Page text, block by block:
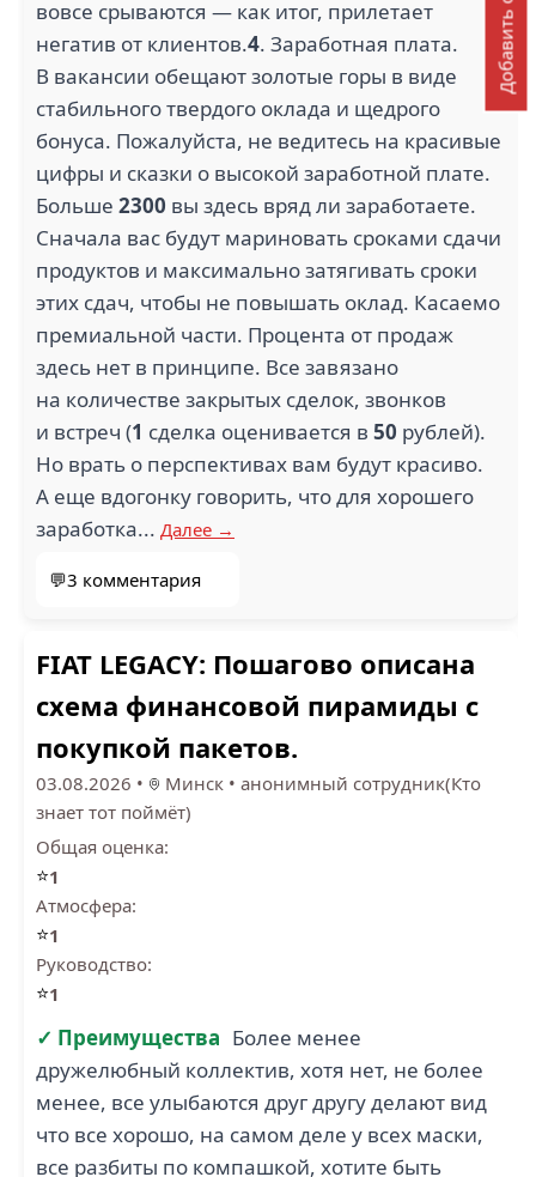
вовсе срываются — как итог, прилетает
негатив от клиентов.4. Заработная плата.
В вакансии обещают золотые горы в виде
стабильного твердого оклада и щедрого
бонуса. Пожалуйста, не ведитесь на красивые
цифры и сказки о высокой заработной плате.
Больше 2300 вы здесь вряд ли заработаете.
Сначала вас будут мариновать сроками сдачи
продуктов и максимально затягивать сроки
этих сдач, чтобы не повышать оклад. Касаемо
премиальной части. Процента от продаж
здесь нет в принципе. Все завязано
на количестве закрытых сделок, звонков
и встреч (1 сделка оценивается в 50 рублей).
Но врать о перспективах вам будут красиво.
А еще вдогонку говорить, что для хорошего
заработка... Далее →
💬3 комментария
FIAT LEGACY: Пошагово описана
схема финансовой пирамиды с
покупкой пакетов.
03.08.2026 • Минск • анонимный сотрудник(Кто
знает тот поймёт)
Общая оценка:
⭐1
Атмосфера:
⭐1
Руководство:
⭐1
✓ Преимущества Более менее
дружелюбный коллектив, хотя нет, не более
менее, все улыбаются друг другу делают вид
что все хорошо, на самом деле у всех маски,
все разбиты по компашкой, хотите быть